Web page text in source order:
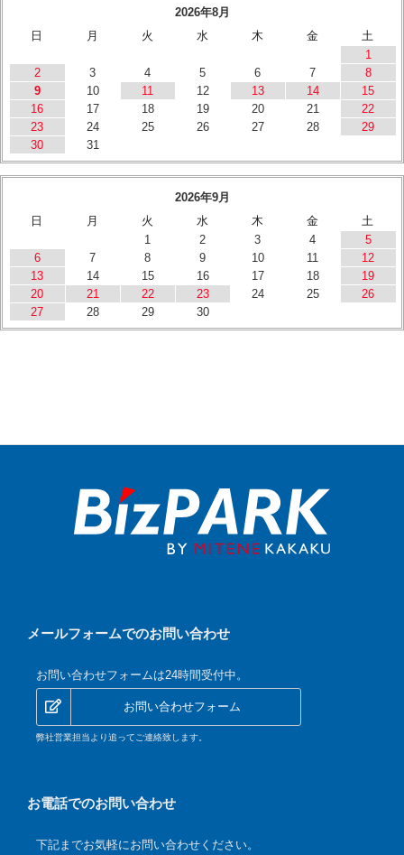
2026年8月
日
月 火 水 木 金
土
1
2
3 4 5 6 7
8
9
10 11 12 13 14
15
16
17 18 19 20 21
22
23
24 25 26 27 28
29
30
31
2026年9月
日
月 火 水 木 金
土
1
2 3 4
5
6
7 8 9 10 11
12
13
14 15 16 17 18
19
20
21 22 23 24 25
26
27
28 29 30
メールフォームでのお問い合わせ
お問い合わせフォームは24時間受付中。
お問い合わせフォーム
弊社営業担当より追ってご連絡致します。
お電話でのお問い合わせ
下記までお気軽にお問い合わせください。